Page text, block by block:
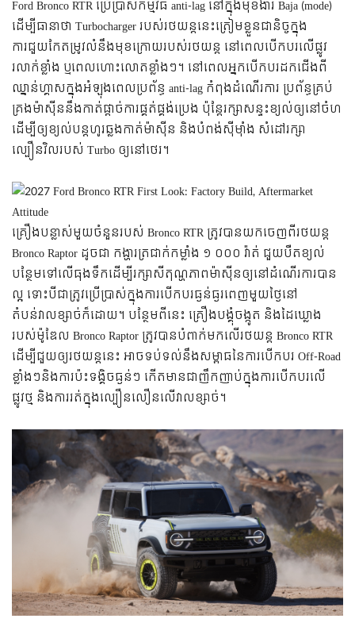
Ford Bronco RTR ប្រើប្រាស់កម្មវិធី anti-lag នៅក្នុងមុខងារ Baja (mode)
ដើម្បីធានាថា Turbocharger របស់រថយន្ដនេះត្រៀមខ្លួនជានិច្ចក្នុង
ការជួយកែតម្រូវលំនឹងមុខក្រោយរបស់រថយន្ត នៅពេលបើកបរលើផ្លូវ
រលាក់ខ្លាំង ឬពេលហោះលោតខ្លាំងៗ។ នៅពេលអ្នកបើកបរដកជើងពី
ឈ្នាន់ហ្គាសក្នុងអំឡុងពេលប្រព័ន្ធ anti-lag កំពុងដំណើរការ ប្រព័ន្ធគ្រប់
គ្រងម៉ាស៊ីននឹងកាត់ផ្តាច់ការផ្គត់ផ្គង់ប្រេង ប៉ុន្តែរក្សាសន្ទះខ្យល់ឲ្យនៅចំហ
ដើម្បីឲ្យខ្យល់បន្តហូរឆ្លងកាត់ម៉ាស៊ីន និងបំពង់ស៊ីម៉ាំង សំដៅរក្សា
ល្បឿនវិលរបស់ Turbo ឲ្យនៅថេរ។
គ្រឿងបន្លាស់មួយចំនួនរបស់ Bronco RTR ត្រូវបានយកចេញពីរថយន្ដ
Bronco Raptor ដូចជា កង្ហារត្រជាក់កម្លាំង ១ ០០០ វ៉ាត់ ជួយបឺតខ្យល់
បន្ថែមទៅលើធុងទឹកដើម្បីរក្សាសីតុណ្ហភាពម៉ាស៊ីនឲ្យនៅដំណើរការបាន
ល្អ ទោះបីជាត្រូវប្រើប្រាស់ក្នុងការបើកបរធ្ងន់ធ្ងរពេញមួយថ្ងៃនៅ
តំបន់វាលខ្សាច់ក៏ដោយ។ បន្ថែមពីនេះ គ្រឿងបង្គុំចង្កូត និងដៃឃ្លោង
របស់ម៉ូឌែល Bronco Raptor ត្រូវបានបំពាក់មកលើរថយន្ដ Bronco RTR
ដើម្បីជួយឲ្យរថយន្ដនេះ អាចទប់ទល់នឹងសម្ពាធនៃការបើកបរ Off-Road
ខ្លាំងៗនិងការប៉ះទង្គិចធ្ងន់ៗ កើតមានជាញឹកញាប់ក្នុងការបើកបរលើ
ផ្លូវថ្ម និងការរត់ក្នុងល្បឿនលឿនលើវាលខ្សាច់។